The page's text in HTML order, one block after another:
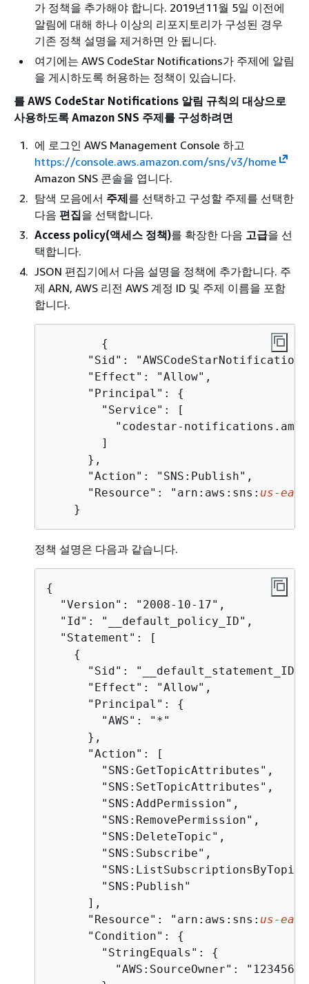
가 정책을 추가해야 합니다. 2019년11월 5일 이전에
알림에 대해 하나 이상의 리포지토리가 구성된 경우
기존 정책 설명을 제거하면 안 됩니다.
여기에는 AWS CodeStar Notifications가 주제에 알림
을 게시하도록 허용하는 정책이 있습니다.
를 AWS CodeStar Notifications 알림 규칙의 대상으로
사용하도록 Amazon SNS 주제를 구성하려면
에 로그인 AWS Management Console 하고
https://console.aws.amazon.com/sns/v3/home
Amazon SNS 콘솔을 엽니다.
탐색 모음에서 주제를 선택하고 구성할 주제를 선택한
다음 편집을 선택합니다.
Access policy(액세스 정책)를 확장한 다음 고급을 선
택합니다.
JSON 편집기에서 다음 설명을 정책에 추가합니다. 주
제 ARN, AWS 리전 AWS 계정 ID 및 주제 이름을 포함
합니다.
{
"Sid":
      "Effect": "Allow",
      "Principal":
{
        "Service": [
"codestar-
        ]
      },
      "Action": "SNS:Publish",
      "Resource": "arn:aws:sns:
us-
    }
정책 설명은 다음과 같습니다.
{
  "Version": "2008-10-17",
  "Id": "__default_policy_ID",
  "Statement": [
{
      "Sid": "__default_statement_ID",
      "Effect": "Allow",
      "Principal":
{
        "AWS": "*"
      },
      "Action": [
        "SNS:GetTopicAttributes",
        "SNS:SetTopicAttributes",
        "SNS:AddPermission",
        "SNS:RemovePermission",
        "SNS:DeleteTopic",
        "SNS:Subscribe",
        "SNS:Publish"
      ],
      "Resource": "arn:aws:sns:
us-
      "Condition":
{
        "StringEquals":
{
"AWS:SourceOwner":